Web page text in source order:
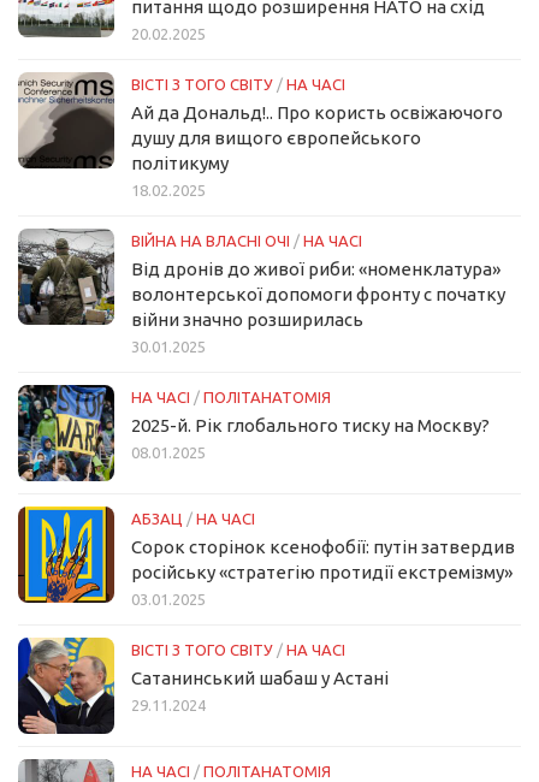
питання щодо розширення НАТО на схід
20.02.2025
ВІСТІ З ТОГО СВІТУ / НА ЧАСІ
Ай да Дональд!.. Про користь освіжаючого
душу для вищого європейського
політикуму
18.02.2025
ВІЙНА НА ВЛАСНІ ОЧІ / НА ЧАСІ
Від дронів до живої риби: «номенклатура»
волонтерської допомоги фронту с початку
війни значно розширилась
30.01.2025
НА ЧАСІ / ПОЛІТАНАТОМІЯ
2025-й. Рік глобального тиску на Москву?
08.01.2025
АБЗАЦ / НА ЧАСІ
Сорок сторінок ксенофобії: путін затвердив
російську «стратегію протидії екстремізму»
03.01.2025
ВІСТІ З ТОГО СВІТУ / НА ЧАСІ
Сатанинський шабаш у Астані
29.11.2024
НА ЧАСІ / ПОЛІТАНАТОМІЯ